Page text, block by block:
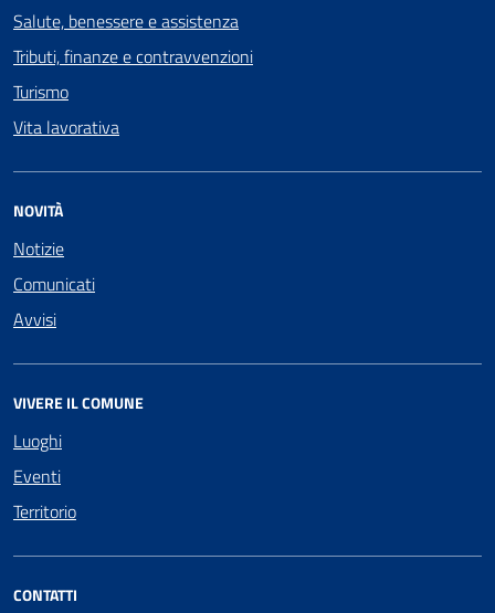
Salute, benessere e assistenza
Tributi, finanze e contravvenzioni
Turismo
Vita lavorativa
NOVITÀ
Notizie
Comunicati
Avvisi
VIVERE IL COMUNE
Luoghi
Eventi
Territorio
CONTATTI